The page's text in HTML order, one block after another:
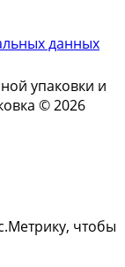
данных
упаковки и
© 2026
чтобы